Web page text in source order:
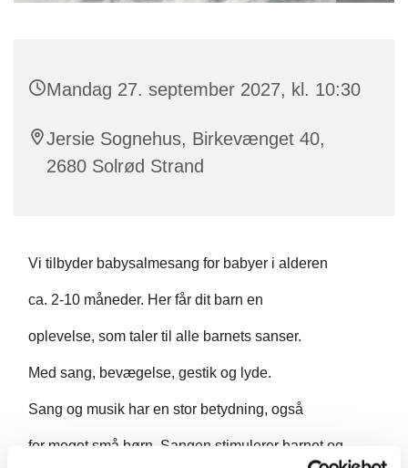
Mandag 27. september 2027, kl. 10:30
Jersie Sognehus, Birkevænget 40,
2680 Solrød Strand
Vi tilbyder babysalmesang for babyer i alderen
ca. 2-10 måneder. Her får dit barn en
oplevelse, som taler til alle barnets sanser.
Med sang, bevægelse, gestik og lyde.
Sang og musik har en stor betydning, også
for meget små børn. Sangen stimulerer barnet og